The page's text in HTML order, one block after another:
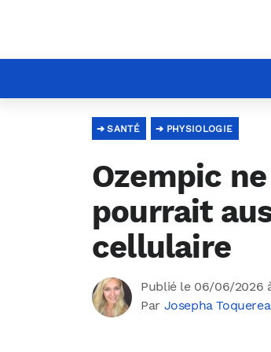
PHYSIOLOGIE
SANTÉ
Ozempic
pourrait
cellulaire
Publié le 06/06/2026
Par Josepha